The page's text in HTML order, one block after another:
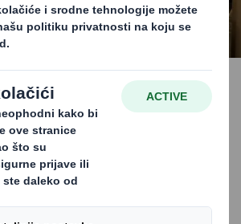
papir?
vodič kroz postupak
recikliranih vlakana, uključujući i
postupak namatanja papira i